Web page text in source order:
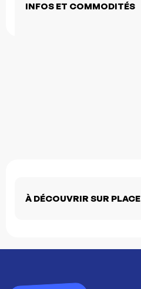
INFOS ET COMMODITÉS
À DÉCOUVRIR SUR PLACE